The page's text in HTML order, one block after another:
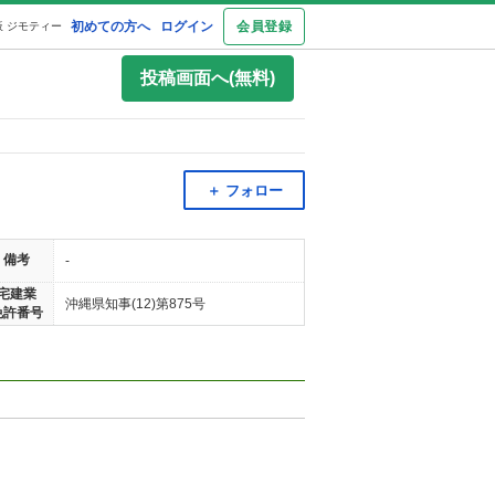
初めての方へ ログイン 会員登録
ジモティー
投稿画面へ(無料)
＋ フォロー
備考 -
建業
許番号
沖縄県知事(12)第875号